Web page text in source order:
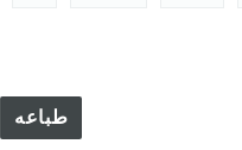
طباعه